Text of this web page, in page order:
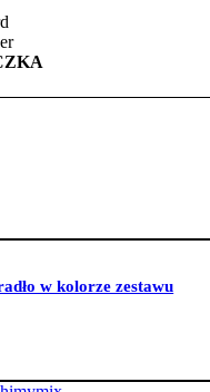
w kolorze zestawu